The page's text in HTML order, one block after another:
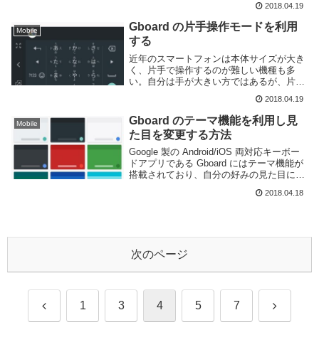
キー操作時に効果音やバイブが利用される
と思う。Gboard にも当然その機能が備わ
ってい...
2018.04.19
Mobile
Gboard の片手操作モードを利用
する
近年のスマートフォンは本体サイズが大き
く、片手で操作するのが難しい機種も多
い。自分は手が大きい方ではあるが、片手
ないかと思う。Google 製の Android/iOS
両対応キーボードアプリである G...
2018.04.19
Mobile
Gboard のテーマ機能を利用し見
た目を変更する方法
Google 製の Android/iOS 両対応キーボー
ドアプリである Gboard にはテーマ機能が
搭載されており、自分の好みの見た目にす
る。OS やバージョンの違いによって手順
2018.04.18
次のページ
前 1 3 4 5 7 次